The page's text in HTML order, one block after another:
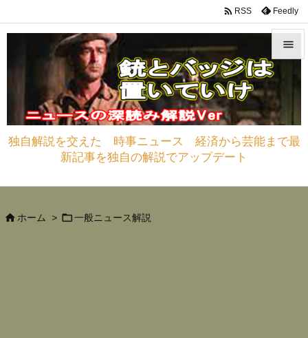
独自解説を交えた 時事ニュース 経済から芸能まで最
新記事を独自の解説でアップデート


サイド


 RSS Feedly
 ホーム >  一般ニュース解説